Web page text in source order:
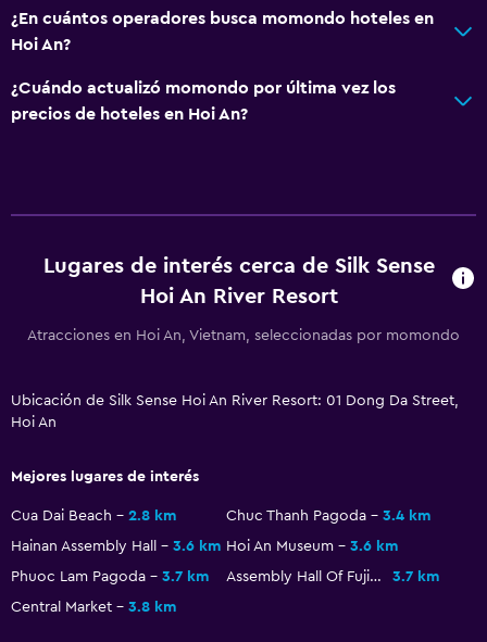
Aseo
Papel higiénico
Cepillo de dientes
Ducha italiana
Centro de negocios
Servicio de despertador
Minimercado en las instalaciones
Acceso con tarjeta
¿En cuántos operadores busca momondo hoteles en
Hoi An?
¿Cuándo actualizó momondo por última vez los
precios de hoteles en Hoi An?
Lugares de interés cerca de Silk Sense
Hoi An River Resort
Atracciones en Hoi An, Vietnam, seleccionadas por momondo
Ubicación de Silk Sense Hoi An River Resort: 01 Dong Da Street,
Hoi An
Mejores lugares de interés
Cua Dai Beach 2.8 km Chuc Thanh Pagoda
3.4 km
Hainan Assembly Hall
3.6 km Hoi An Museum
3.6 km
Phuoc Lam Pagoda
3.7 km Assembly Hall Of Fujian Chinese
3.7 km
Central Market
3.8 km